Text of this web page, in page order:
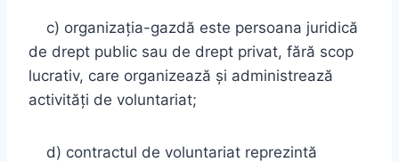
c) organizaţia-gazdă este persoana juridică
de drept public sau de drept privat, fără scop
lucrativ, care organizează şi administrează
activităţi de voluntariat;
d) contractul de voluntariat reprezintă